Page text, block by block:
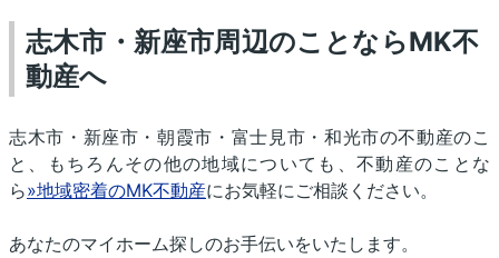
志木市・新座市周辺のことならMK不
動産へ
志木市・新座市・朝霞市・富士見市・和光市の不動産のこ
と、もちろんその他の地域についても、 不動産のことな
ら»地域密着のMK不動産にお気軽にご相談ください。
あなたのマイホーム探しのお手伝いをいたします。